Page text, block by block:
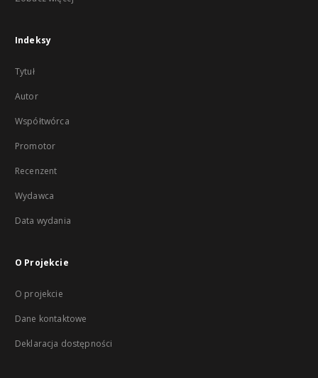
Indeksy
Tytuł
Autor
Współtwórca
Promotor
Recenzent
Wydawca
Data wydania
O Projekcie
O projekcie
Dane kontaktowe
Deklaracja dostępności